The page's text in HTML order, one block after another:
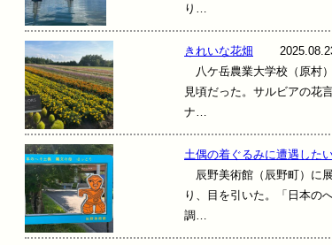
り…
きれいな花畑
八ケ岳農業大学校（原村
見頃だった。サルビアの花
ナ…
土偶の着ぐるみに遭遇した
辰野美術館（辰野町）に
り、目を引いた。「日本の
調…